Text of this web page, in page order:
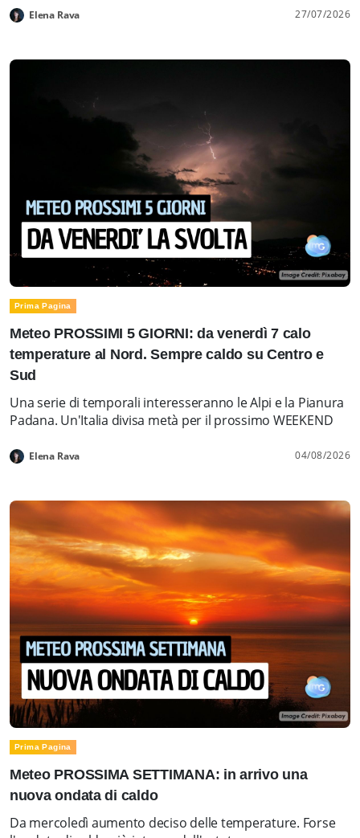
Elena Rava 27/07/2026
Prima Pagina
Meteo PROSSIMI 5 GIORNI: da venerdì 7 calo
temperature al Nord. Sempre caldo su Centro e
Sud
Una serie di temporali interesseranno le Alpi e la Pianura
Padana. Un'Italia divisa metà per il prossimo WEEKEND
Elena Rava 04/08/2026
Prima Pagina
Meteo PROSSIMA SETTIMANA: in arrivo una
nuova ondata di caldo
Da mercoledì aumento deciso delle temperature. Forse